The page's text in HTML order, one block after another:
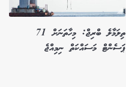
ތިލަމާލެ ބްރިޖް: މިހާތަނަށް 71
ޕަސެންޓް މަސައްކަތް ނިމިއްޖެ